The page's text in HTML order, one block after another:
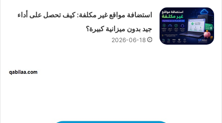
استضافة مواقع غير مكلفة: كيف تحصل على أداء
جيد بدون ميزانية كبيرة؟
2026-06-18